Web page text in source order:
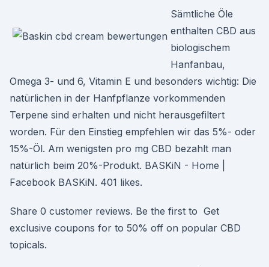
Sämtliche Öle
enthalten CBD aus
biologischem
Hanfanbau,
Omega 3- und 6, Vitamin E und besonders wichtig: Die
natürlichen in der Hanfpflanze vorkommenden
Terpene sind erhalten und nicht herausgefiltert
worden. Für den Einstieg empfehlen wir das 5%- oder
15%-Öl. Am wenigsten pro mg CBD bezahlt man
natürlich beim 20%-Produkt. BASKiN - Home |
Facebook BASKiN. 401 likes.
Share 0 customer reviews. Be the first to Get
exclusive coupons for to 50% off on popular CBD
topicals.